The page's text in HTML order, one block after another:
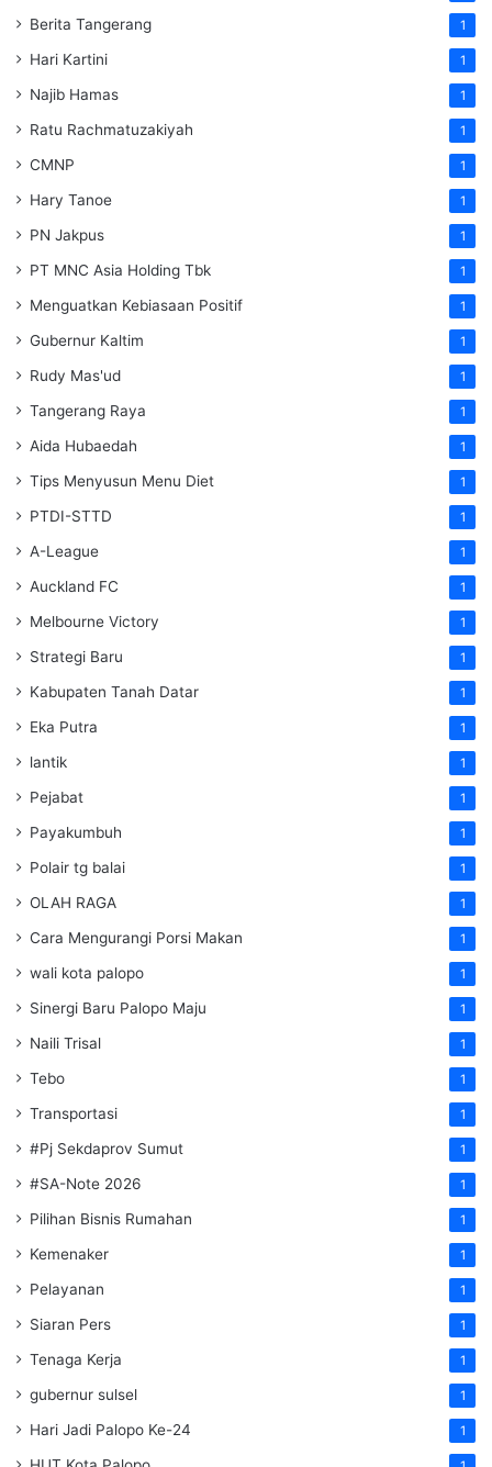
Berita Tangerang 1
Hari Kartini 1
Najib Hamas 1
Ratu Rachmatuzakiyah 1
CMNP 1
Hary Tanoe 1
PN Jakpus 1
PT MNC Asia Holding Tbk 1
Menguatkan Kebiasaan Positif 1
Gubernur Kaltim 1
Rudy Mas'ud 1
Tangerang Raya 1
Aida Hubaedah 1
Tips Menyusun Menu Diet 1
PTDI-STTD 1
A-League 1
Auckland FC 1
Melbourne Victory 1
Strategi Baru 1
Kabupaten Tanah Datar 1
Eka Putra 1
lantik 1
Pejabat 1
Payakumbuh 1
Polair tg balai 1
OLAH RAGA 1
Cara Mengurangi Porsi Makan 1
wali kota palopo 1
Sinergi Baru Palopo Maju 1
Naili Trisal 1
Tebo 1
Transportasi 1
#Pj Sekdaprov Sumut 1
#SA-Note 2026 1
Pilihan Bisnis Rumahan 1
Kemenaker 1
Pelayanan 1
Siaran Pers 1
Tenaga Kerja 1
gubernur sulsel 1
Hari Jadi Palopo Ke-24 1